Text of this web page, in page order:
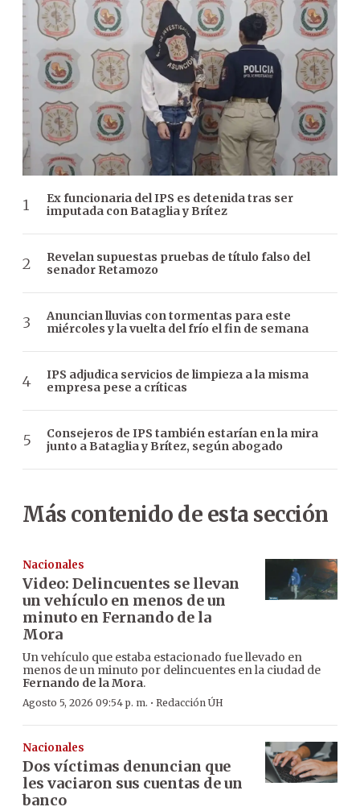
Ex funcionaria del IPS es detenida tras ser
imputada con Bataglia y Brítez
Revelan supuestas pruebas de título falso del
senador Retamozo
Anuncian lluvias con tormentas para este
miércoles y la vuelta del frío el fin de semana
IPS adjudica servicios de limpieza a la misma
empresa pese a críticas
Consejeros de IPS también estarían en la mira
junto a Bataglia y Brítez, según abogado
Más contenido de esta sección
Nacionales
Video: Delincuentes se llevan
un vehículo en menos de un
minuto en Fernando de la
Mora
Un vehículo que estaba estacionado fue llevado en
menos de un minuto por delincuentes en la ciudad de
Fernando de la Mora.
Agosto 5, 2026 09:54 p. m. · Redacción ÚH
Nacionales
Dos víctimas denuncian que
les vaciaron sus cuentas de un
banco